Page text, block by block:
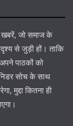
खबरें, जो समाज के
से जुड़ी हों। ताकि
पाठकों को
सोच के साथ
मुद्दा कितना ही